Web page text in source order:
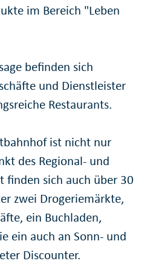
im Bereich "Leben
befinden sich
und Dienstleister
Restaurants.
ist nicht nur
des Regional- und
finden sich auch über 30
zwei Drogeriemärkte,
ein Buchladen,
ein auch an Sonn- und
Discounter.